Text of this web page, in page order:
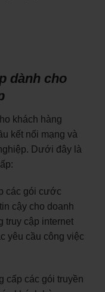
dành cho
khách hàng
kết nối mạng và
Dưới đây là
các gói cước
cậy cho doanh
truy cập internet
yêu cầu công việc
cấp các gói truyền